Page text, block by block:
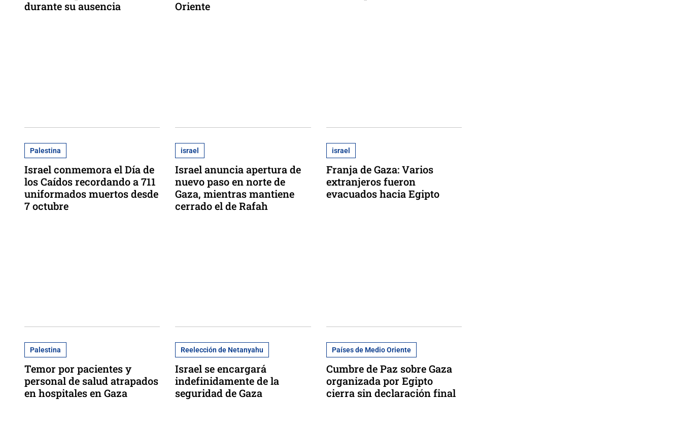
durante su ausencia
Oriente
Palestina
Israel conmemora el Día de
los Caídos recordando a 711
uniformados muertos desde
7 octubre
israel
Israel anuncia apertura de
nuevo paso en norte de
Gaza, mientras mantiene
cerrado el de Rafah
israel
Franja de Gaza: Varios
extranjeros fueron
evacuados hacia Egipto
Palestina
Temor por pacientes y
personal de salud atrapados
en hospitales en Gaza
Reelección de Netanyahu
Israel se encargará
indefinidamente de la
seguridad de Gaza
Países de Medio Oriente
Cumbre de Paz sobre Gaza
organizada por Egipto
cierra sin declaración final